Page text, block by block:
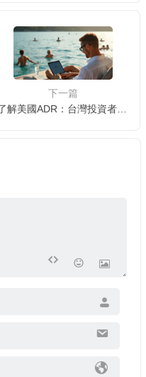
下一篇
了解美國ADR：台灣投資者如何買賣台積電ADR (TSM)？